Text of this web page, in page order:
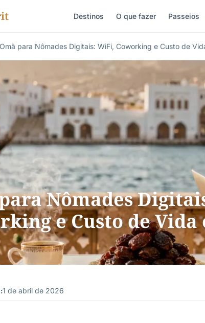
Destinos O que fazer Passeios
Omã para Nômades Digitais: WiFi, Coworking e Custo de
Nômades
e Custo de Vida
1 de abril de 2026